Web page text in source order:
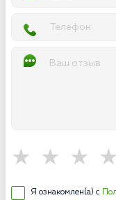
Я ознакомлен(а) с